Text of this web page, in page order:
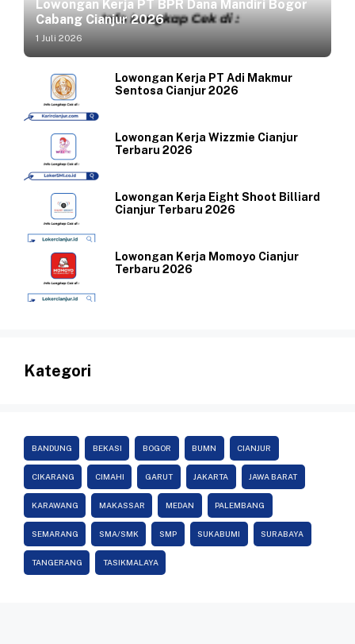
Lowongan Kerja PT BPR Dana Mandiri Bogor
Cabang Cianjur 2026
1 Juli 2026
Lowongan Kerja PT Adi Makmur
Sentosa Cianjur 2026
Lowongan Kerja Wizzmie Cianjur
Terbaru 2026
Lowongan Kerja Eight Shoot Billiard
Cianjur Terbaru 2026
Lowongan Kerja Momoyo Cianjur
Terbaru 2026
Kategori
BANDUNG BEKASI BOGOR BUMN CIANJUR
CIKARANG CIMAHI GARUT JAKARTA JAWA BARAT
KARAWANG MAKASSAR MEDAN PALEMBANG
SEMARANG SMA/SMK SMP SUKABUMI SURABAYA
TANGERANG TASIKMALAYA